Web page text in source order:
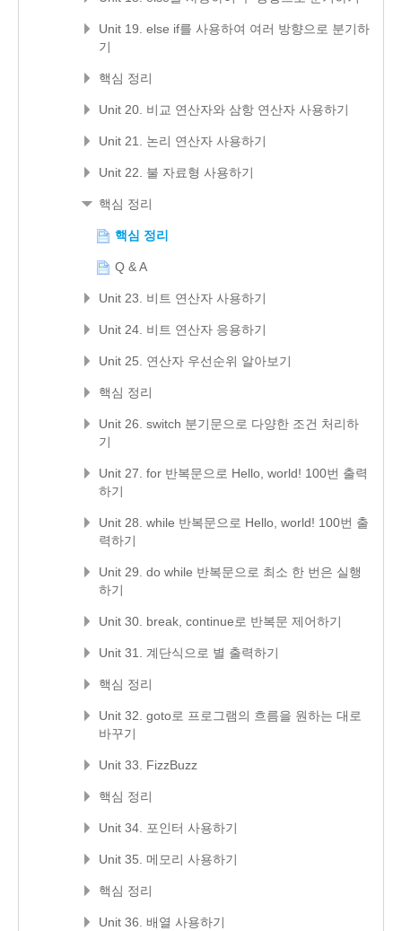
Unit 19. else if를 사용하여 여러 방향으로 분기하
기
핵심 정리
Unit 20. 비교 연산자와 삼항 연산자 사용하기
Unit 21. 논리 연산자 사용하기
Unit 22. 불 자료형 사용하기
핵심 정리
핵심 정리
Q & A
Unit 23. 비트 연산자 사용하기
Unit 24. 비트 연산자 응용하기
Unit 25. 연산자 우선순위 알아보기
핵심 정리
Unit 26. switch 분기문으로 다양한 조건 처리하
기
Unit 27. for 반복문으로 Hello, world! 100번 출력
하기
Unit 28. while 반복문으로 Hello, world! 100번 출
력하기
Unit 29. do while 반복문으로 최소 한 번은 실행
하기
Unit 30. break, continue로 반복문 제어하기
Unit 31. 계단식으로 별 출력하기
핵심 정리
Unit 32. goto로 프로그램의 흐름을 원하는 대로
바꾸기
Unit 33. FizzBuzz
핵심 정리
Unit 34. 포인터 사용하기
Unit 35. 메모리 사용하기
핵심 정리
Unit 36. 배열 사용하기